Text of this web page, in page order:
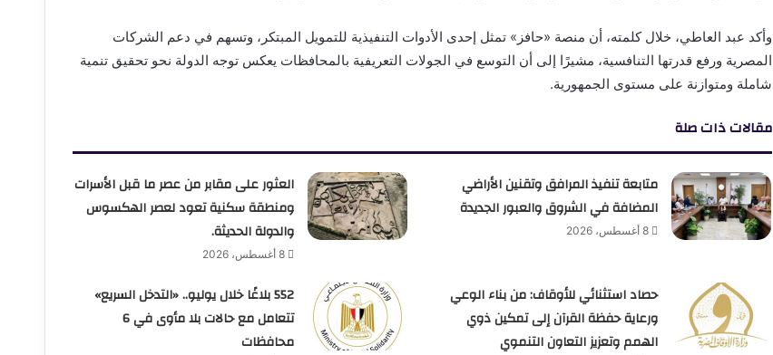
وأكد عبد العاطي، خلال كلمته، أن منصة «حافز» تمثل إحدى الأدوات التنفيذية للتمويل المبتكر، وتسهم في دعم الشركات
المصرية ورفع قدرتها التنافسية، مشيرًا إلى أن التوسع في الجولات التعريفية بالمحافظات يعكس توجه الدولة نحو تحقيق تنمية
شاملة ومتوازنة على مستوى الجمهورية.
مقالات ذات صلة
متابعة تنفيذ المرافق وتقنين الأراضي
المضافة في الشروق والعبور الجديدة
8 أغسطس، 2026
العثور على مقابر من عصر ما قبل الأسرات
ومنطقة سكنية تعود لعصر الهكسوس
والدولة الحديثة.
8 أغسطس، 2026
حصاد استثنائي للأوقاف: من بناء الوعي
ورعاية حفظة القرآن إلى تمكين ذوي
الهمم وتعزيز التعاون التنموي
552 بلاغًا خلال يوليو.. «التدخل السريع»
تتعامل مع حالات بلا مأوى في 6
محافظات